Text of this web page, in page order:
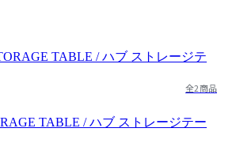
全2商品
TABLE / ハブ ストレージテー